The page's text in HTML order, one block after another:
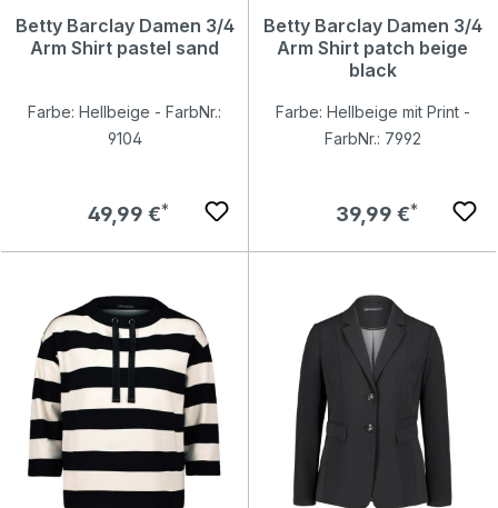
Betty Barclay Damen 3/4
Arm Shirt pastel sand
Farbe: Hellbeige - FarbNr.:
9104
Regulärer Preis:
49,99 €
Betty Barclay Damen 3/4
Arm Shirt patch beige
black
Farbe: Hellbeige mit Print -
FarbNr.: 7992
Regulärer Preis:
39,99 €